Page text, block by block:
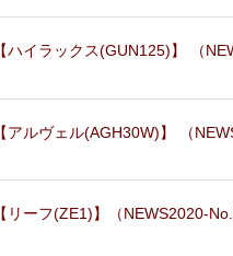
ハイラックス(GUN125)】 （
アルヴェル(AGH30W)】 （
リーフ(ZE1)】（NEWS2020-